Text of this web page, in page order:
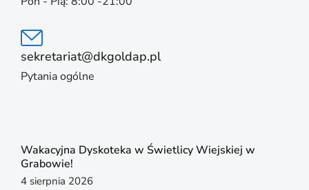
sekretariat@dkgoldap.pl
Pytania ogólne
Wakacyjna Dyskoteka w Świetlicy Wiejskiej w
Grabowie!
4 sierpnia 2026